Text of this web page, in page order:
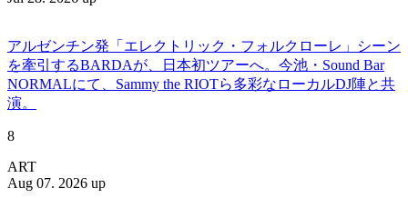
アルゼンチン発「エレクトリック・フォルクローレ」シーン
を牽引するBARDAが、日本初ツアーへ。今池・Sound Bar
NORMALにて、Sammy the RIOTら多彩なローカルDJ陣と共
演。
8
ART
Aug 07. 2026 up